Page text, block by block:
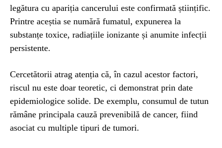
legătura cu apariția cancerului este confirmată științific.
Printre aceștia se numără fumatul, expunerea la
substanțe toxice, radiațiile ionizante și anumite infecții
persistente.
Cercetătorii atrag atenția că, în cazul acestor factori,
riscul nu este doar teoretic, ci demonstrat prin date
epidemiologice solide. De exemplu, consumul de tutun
rămâne principala cauză prevenibilă de cancer, fiind
asociat cu multiple tipuri de tumori.